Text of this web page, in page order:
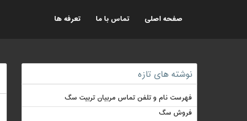
صفحه اصلی تماس با ما تعرفه ها
نوشته های تازه
فهرست نام و تلفن تماس مربیان تربیت سگ
فروش سگ